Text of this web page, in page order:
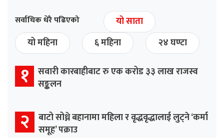
सर्वाधिक धेरै पढिएको
यो साता
यो महिना
६ महिना २४ घण्टा
१ सवारी कारबाहीबाट रु एक करोड ३३ लाख राजस्व
सङ्कलन
२ बाटो सोध्ने बहानामा महिला र वृद्धवृद्धालाई लुट्ने ‘कर्मा
समूह’ पक्राउ